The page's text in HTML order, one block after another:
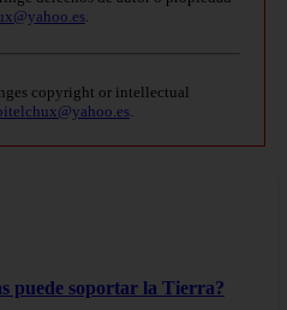
copyright or intellectual
puede soportar la Tierra?